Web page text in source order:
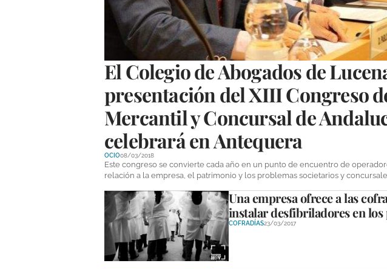
El Colegio de Abogados de
presentación del XIII Congreso
Mercantil y Concursal de
celebrará en Antequera
OCIO08/03/2018
Este congreso se convierte cada año en un punto de encuentro de
relación a la empresa, el patrimonio y los problemas societarios y
Una empresa ofrece a las
instalar desfibriladores en los
COFRADÍAS23/03/2017